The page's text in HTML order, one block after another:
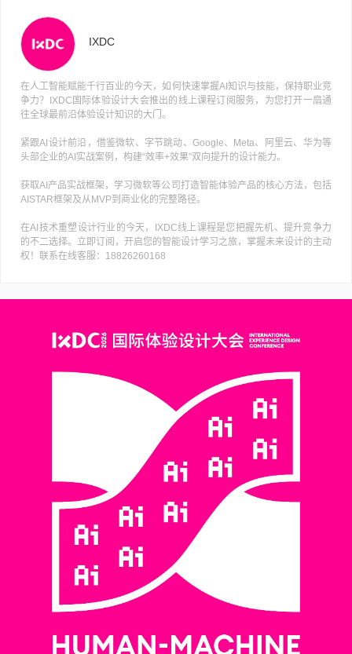
IXDC
在人工智能赋能千行百业的今天，如何快速掌握AI知识与技能，保持职业竞
争力？IXDC国际体验设计大会推出的线上课程订阅服务，为您打开一扇通
往全球最前沿体验设计知识的大门。
紧跟AI设计前沿，借鉴微软、字节跳动、Google、Meta、阿里云、华为等
头部企业的AI实战案例，构建“效率+效果”双向提升的设计能力。
获取AI产品实战框架，学习微软等公司打造智能体验产品的核心方法，包括
AISTAR框架及从MVP到商业化的完整路径。
在AI技术重塑设计行业的今天，IXDC线上课程是您把握先机、提升竞争力
的不二选择。立即订阅，开启您的智能设计学习之旅，掌握未来设计的主动
权！联系在线客服：18826260168